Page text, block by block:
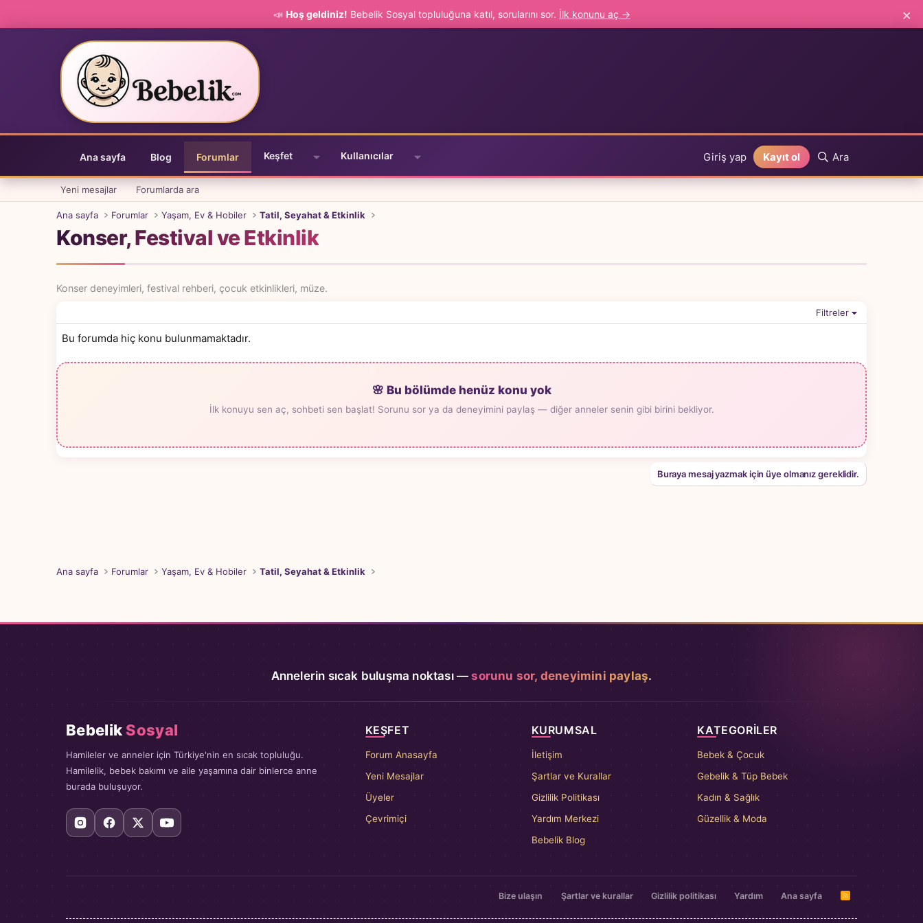
📣 Hoş geldiniz! Bebelik Sosyal topluluğuna katıl, sorularını sor. İlk konunu aç → ×
Ana sayfa Blog Forumlar Keşfet Kullanıcılar Giriş yap Kayıt ol Ara
Yeni mesajlar Forumlarda ara
Ana sayfa Forumlar Yaşam, Ev & Hobiler Tatil, Seyahat & Etkinlik
Konser, Festival ve Etkinlik
Konser deneyimleri, festival rehberi, çocuk etkinlikleri, müze.
Filtreler
Bu forumda hiç konu bulunmamaktadır.
🌸 Bu bölümde henüz konu yok
İlk konuyu sen aç, sohbeti sen başlat! Sorunu sor ya da deneyimini paylaş — diğer anneler senin gibi birini bekliyor.
Buraya mesaj yazmak için üye olmanız gereklidir.
Ana sayfa Forumlar Yaşam, Ev & Hobiler Tatil, Seyahat & Etkinlik
Annelerin sıcak buluşma noktası —sorunu sor, deneyimini paylaş.
Bebelik Sosyal
Hamileler ve anneler için Türkiye'nin en sıcak topluluğu.
Hamilelik, bebek bakımı ve aile yaşamına dair binlerce anne
burada buluşuyor.
KEŞFET
Forum Anasayfa
Yeni Mesajlar
Üyeler
Çevrimiçi
KURUMSAL
İletişim
Şartlar ve Kurallar
Gizlilik Politikası
Yardım Merkezi
Bebelik Blog
KATEGORILER
Bebek & Çocuk
Gebelik & Tüp Bebek
Kadın & Sağlık
Güzellik & Moda
Bize ulaşın Şartlar ve kurallar Gizlilik politikası Yardım Ana sayfa
R